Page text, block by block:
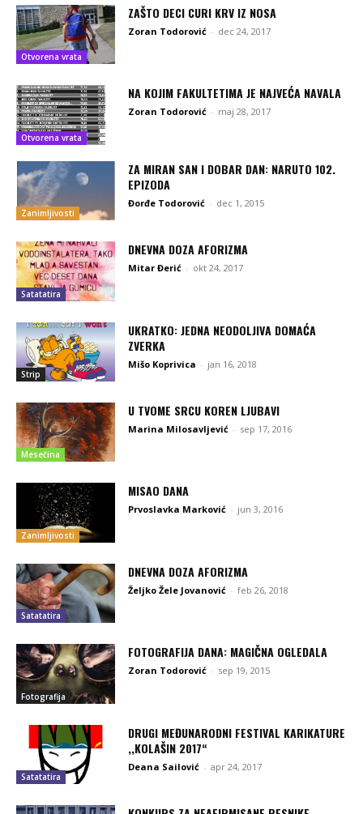
Otvorena vrata
ZAŠTO DECI CURI KRV IZ NOSA
Zoran Todorović - dec 24, 2017
Otvorena vrata
NA KOJIM FAKULTETIMA JE NAJVEĆA NAVALA
Zoran Todorović - maj 28, 2017
Zanimljivosti
ZA MIRAN SAN I DOBAR DAN: NARUTO 102.
EPIZODA
Đorđe Todorović - dec 1, 2015
Satatatira
DNEVNA DOZA AFORIZMA
Mitar Đerić - okt 24, 2017
Strip
UKRATKO: JEDNA NEODOLJIVA DOMAĆA
ZVERKA
Mišo Koprivica - jan 16, 2018
Mesečina
U TVOME SRCU KOREN LJUBAVI
Marina Milosavljević - sep 17, 2016
Zanimljivosti
MISAO DANA
Prvoslavka Marković - jun 3, 2016
Satatatira
DNEVNA DOZA AFORIZMA
Željko Žele Jovanović - feb 26, 2018
Fotografija
FOTOGRAFIJA DANA: MAGIČNA OGLEDALA
Zoran Todorović - sep 19, 2015
Satatatira
DRUGI MEĐUNARODNI FESTIVAL KARIKATURE
,,KOLAŠIN 2017“
Deana Sailović - apr 24, 2017